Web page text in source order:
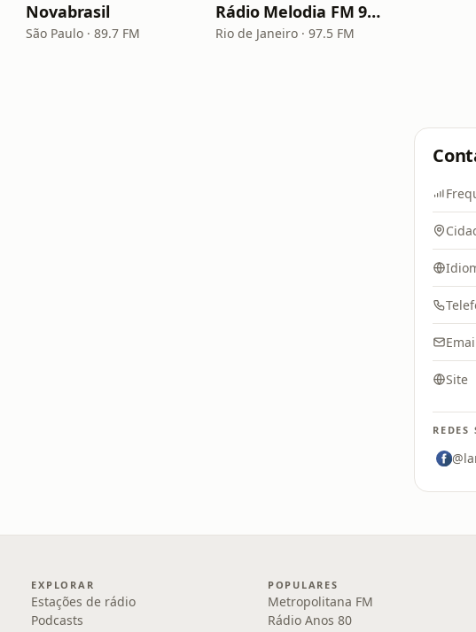
Novabrasil
São Paulo · 89.7 FM
Rádio Melodia FM 97,5
Rio de Janeiro · 97.5 FM
Site
REDES
EXPLORAR
Estações de rádio
Podcasts
POPULARES
Metropolitana FM
Rádio Anos 80